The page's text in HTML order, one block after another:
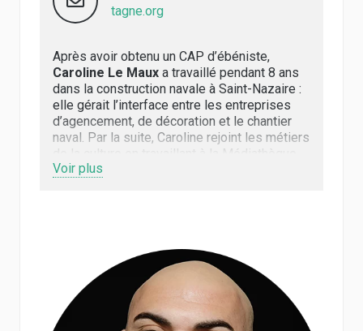
tagne.org
Après avoir obtenu un CAP d’ébéniste,
Caroline Le Maux a travaillé pendant 8 ans
dans la construction navale à Saint-Nazaire :
elle gérait l’interface entre les entreprises
d’agencement, de décoration et le chantier
naval. Par la suite, Caroline rejoint les métiers
de la culture en travaillant à la Médiathèque
d’Angoulême, en lien avec les publics. Après
formations ainsi que les relations avec les
adhérents.
Voir plus